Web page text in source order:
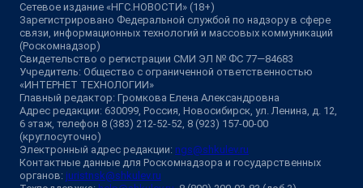
Сетевое издание «НГС.НОВОСТИ» (18+)
Зарегистрировано Федеральной службой по надзору в сфере
связи, информационных технологий и массовых коммуникаций
(Роскомнадзор)
Свидетельство о регистрации СМИ ЭЛ № ФС 77—84683
Учредитель: Общество с ограниченной ответственностью
«ИНТЕРНЕТ ТЕХНОЛОГИИ»
Главный редактор: Громкова Елена Александровна
Адрес редакции: 630099, Россия, Новосибирск, ул. Ленина, д. 12,
6 этаж, телефон 8 (383) 212-52-52, 8 (923) 157-00-00
(круглосуточно)
Электронный адрес редакции: ngs@shkulev.ru
Контактные данные для Роскомнадзора и государственных
органов: juristnsk@shkulev.ru